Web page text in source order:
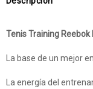
Tenis Training Reebok
La base de un mejor
La energía del